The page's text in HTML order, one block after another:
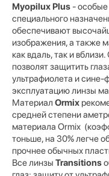
Myopilux Plus- особые
специального
обеспечивают
изображения, а также
как вдаль, так и
позволят защитить
ультрафиолета и сине-
эксплуатацию линзы
Материал Ormix
средней степени
материала Ormix
тоньше, на 30% легче
прочнее обычных
Все линзы Transitions